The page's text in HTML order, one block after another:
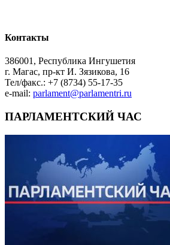
Контакты
386001, Республика Ингушетия
г. Магас, пр-кт И. Зязикова, 16
Тел/факс.: +7 (8734) 55-17-35
e-mail: parlament@parlamentri.ru
ПАРЛАМЕНТСКИЙ ЧАС